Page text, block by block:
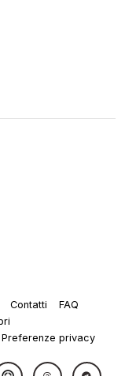
Contatti
FAQ
privacy